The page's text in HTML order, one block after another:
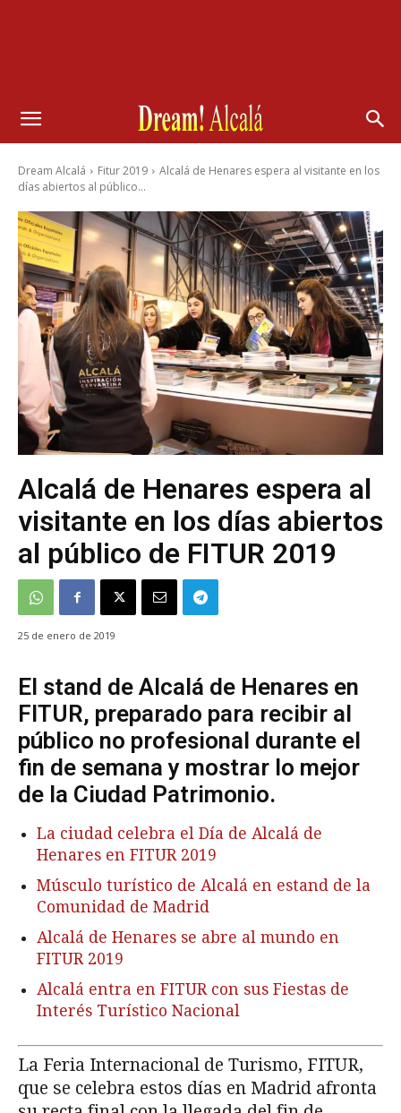
Dream Alcalá Fitur 2019
Alcalá de Henares espera al visitante en los
días abiertos al público...
Alcalá de Henares espera al
visitante en los días abiertos
al público de FITUR 2019
25 de enero de 2019
El stand de Alcalá de Henares en
FITUR, preparado para recibir al
público no profesional durante el
fin de semana y mostrar lo mejor
de la Ciudad Patrimonio.
La ciudad celebra el Día de Alcalá de
Henares en FITUR 2019
Músculo turístico de Alcalá en estand de la
Comunidad de Madrid
Alcalá de Henares se abre al mundo en
FITUR 2019
Alcalá entra en FITUR con sus Fiestas de
Interés Turístico Nacional
La Feria Internacional de Turismo, FITUR,
que se celebra estos días en Madrid afronta